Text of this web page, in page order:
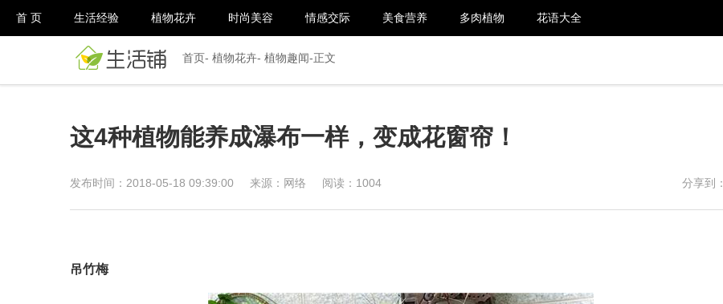
首 页 生活经验 植物花卉 时尚美容 情感交际 美食营养 多肉植物 花语大全
首页- 植物花卉- 植物趣闻-正文
这4种植物能养成瀑布一样，变成花窗帘！
发布时间：2018-05-18 09:39:00 来源：网络 阅读： 1004 分享到：
吊竹梅